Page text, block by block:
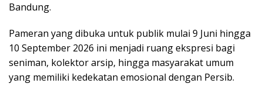
Bandung.
Pameran yang dibuka untuk publik mulai 9 Juni hingga
10 September 2026 ini menjadi ruang ekspresi bagi
seniman, kolektor arsip, hingga masyarakat umum
yang memiliki kedekatan emosional dengan Persib.